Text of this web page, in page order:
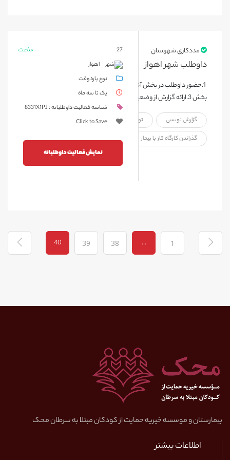
مددکاری شهرستان
داوطلب شهر اهواز
بخش 3.ارائه گزارش از وضعیت بیمار و همراه ایشان به مددکار موظف
گزارش نویسی
توانایی برقراری ارتباط با کودک
گذراندن کارگاه کار با بیمار
توانایی برقراری ارتباط با خانواده بیمار
ساعت
27
اهواز
نوع پاره وقت
یک تا سه ماه
شناسه فعالیت داوطلبانه : 8331X1PJ
Click to Save
نمایش فعالیت داوطلبانه
1
...
38
39
40
بیمارستان و موسسه خیریه حمایت از کودکان مبتلا به سرطان محک
اطلاعات بیشتر